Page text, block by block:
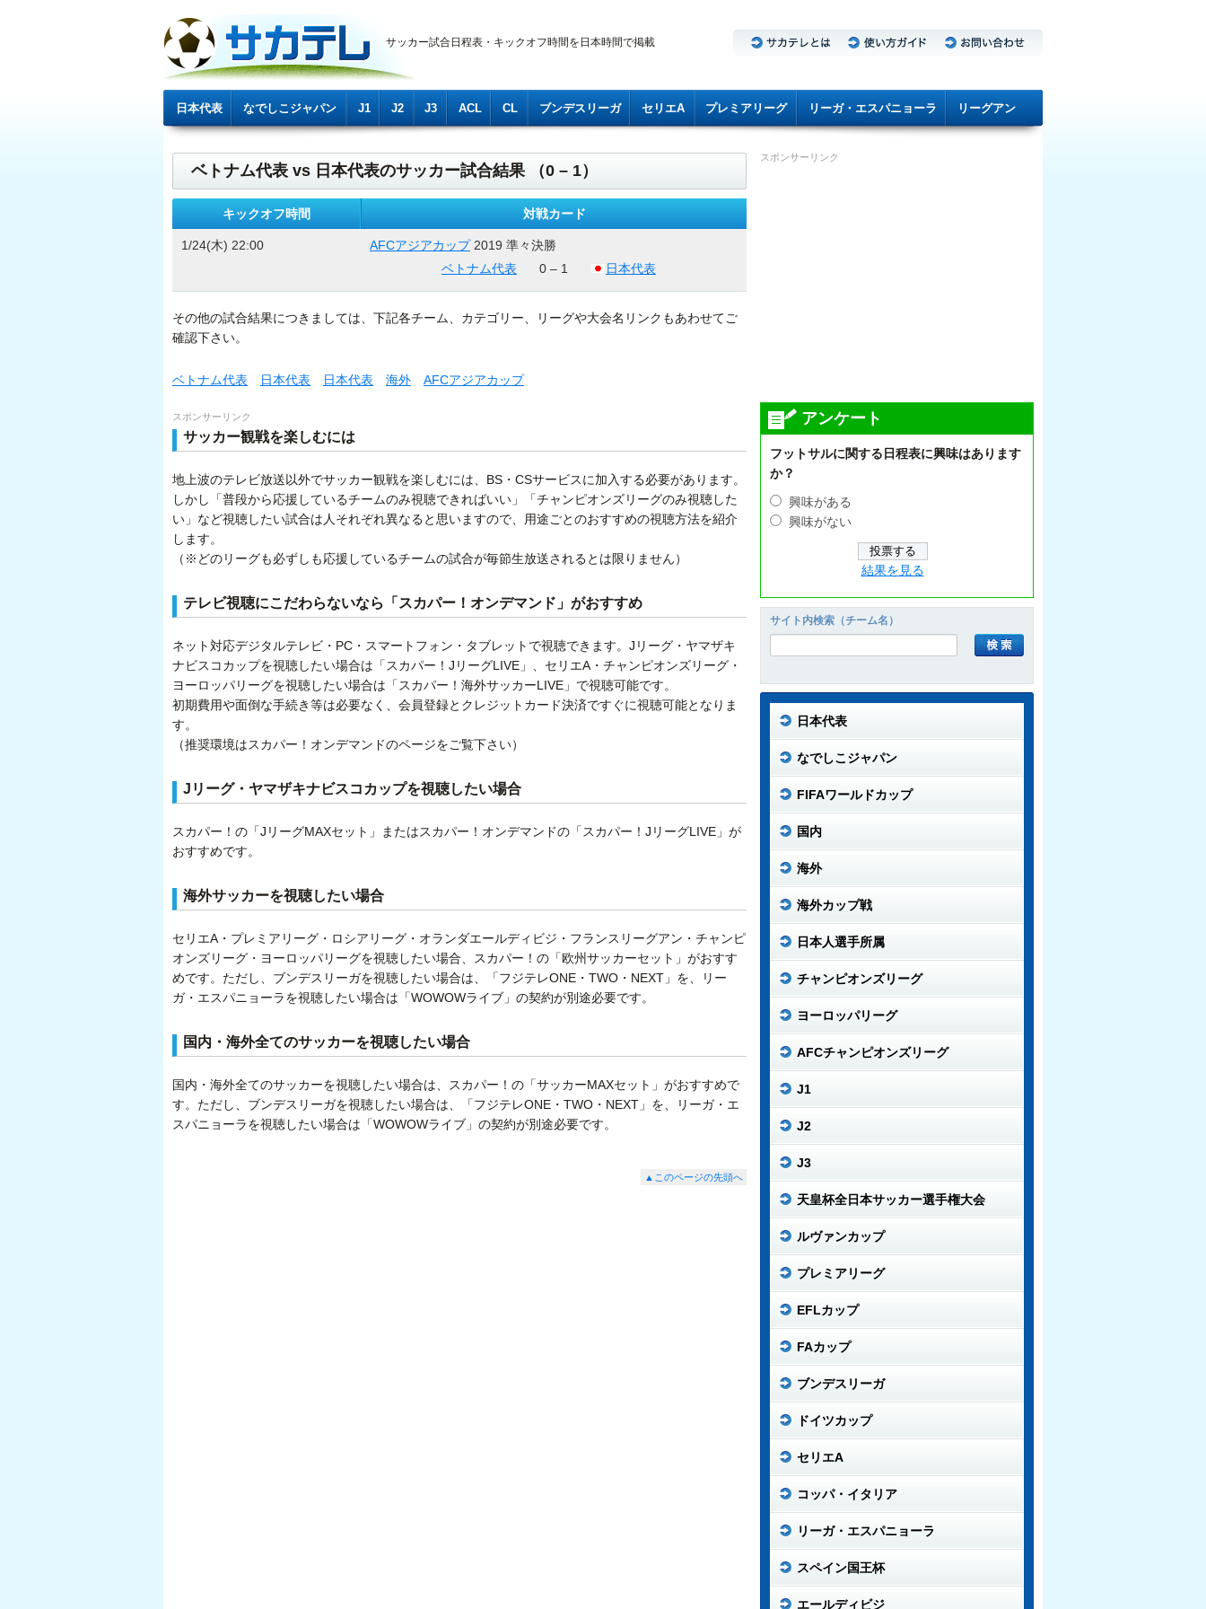
サッカー試合日程表・キックオフ時間を日本時間で掲載
日本代表 なでしこジャパン J1 J2 J3 ACL CL ブンデスリーガ セリエA プレミアリーグ リーガ・エスパニョーラ リーグアン
ベトナム代表 vs 日本代表のサッカー試合結果 （0 – 1）
キックオフ時間 対戦カード
1/24(木) 22:00 AFCアジアカップ2019 準々決勝
ベトナム代表
0 – 1 日本代表
その他の試合結果につきましては、下記各チーム、カテゴリー、リーグや大会名リンクもあわせてご
確認下さい。
ベトナム代表 日本代表 日本代表 海外 AFCアジアカップ
スポンサーリンク
サッカー観戦を楽しむには
地上波のテレビ放送以外でサッカー観戦を楽しむには、BS・CSサービスに加入する必要があります。
しかし「普段から応援しているチームのみ視聴できればいい」「チャンピオンズリーグのみ視聴した
い」など視聴したい試合は人それぞれ異なると思いますので、用途ごとのおすすめの視聴方法を紹介
します。
（※どのリーグも必ずしも応援しているチームの試合が毎節生放送されるとは限りません）
テレビ視聴にこだわらないなら「スカパー！オンデマンド」がおすすめ
ネット対応デジタルテレビ・PC・スマートフォン・タブレットで視聴できます。Jリーグ・ヤマザキ
ナビスコカップを視聴したい場合は「スカパー！JリーグLIVE」、セリエA・チャンピオンズリーグ・
ヨーロッパリーグを視聴したい場合は「スカパー！海外サッカーLIVE」で視聴可能です。
初期費用や面倒な手続き等は必要なく、会員登録とクレジットカード決済ですぐに視聴可能となりま
す。
（推奨環境はスカパー！オンデマンドのページをご覧下さい）
Jリーグ・ヤマザキナビスコカップを視聴したい場合
スカパー！の「JリーグMAXセット」またはスカパー！オンデマンドの「スカパー！JリーグLIVE」が
おすすめです。
海外サッカーを視聴したい場合
セリエA・プレミアリーグ・ロシアリーグ・オランダエールディビジ・フランスリーグアン・チャンピ
オンズリーグ・ヨーロッパリーグを視聴したい場合、スカパー！の「欧州サッカーセット」がおすす
めです。ただし、ブンデスリーガを視聴したい場合は、「フジテレONE・TWO・NEXT」を、リー
ガ・エスパニョーラを視聴したい場合は「WOWOWライブ」の契約が別途必要です。
国内・海外全てのサッカーを視聴したい場合
国内・海外全てのサッカーを視聴したい場合は、スカパー！の「サッカーMAXセット」がおすすめで
す。ただし、ブンデスリーガを視聴したい場合は、「フジテレONE・TWO・NEXT」を、リーガ・エ
スパニョーラを視聴したい場合は「WOWOWライブ」の契約が別途必要です。
▲このページの先頭へ
スポンサーリンク
アンケート
フットサルに関する日程表に興味はあります
か？
興味がある
興味がない
結果を見る
サイト内検索（チーム名）
日本代表
なでしこジャパン
FIFAワールドカップ
国内
海外
海外カップ戦
日本人選手所属
チャンピオンズリーグ
ヨーロッパリーグ
AFCチャンピオンズリーグ
J1
J2
J3
天皇杯全日本サッカー選手権大会
ルヴァンカップ
プレミアリーグ
EFLカップ
FAカップ
ブンデスリーガ
ドイツカップ
セリエA
コッパ・イタリア
リーガ・エスパニョーラ
スペイン国王杯
エールディビジ